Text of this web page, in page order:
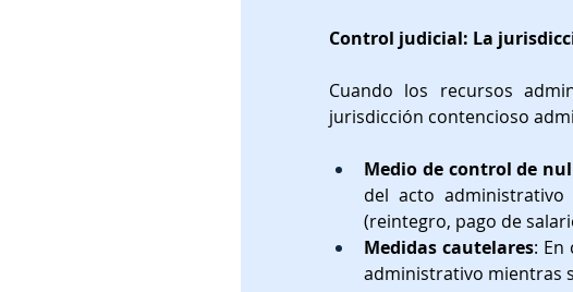
Control judicial: La
Cuando los recursos
jurisdicción contencioso
Medio de control de
del acto
(reintegro, pago de
Medidas cautelares: En
administrativo mientras